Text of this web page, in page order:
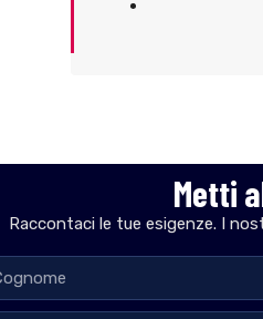
Metti
Raccontaci le tue esigenze. I